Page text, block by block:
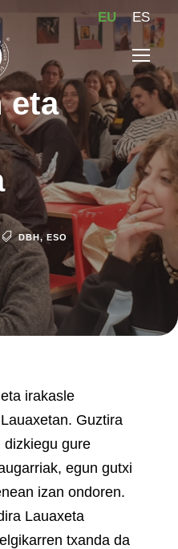
EU ES
eta
DBH, ESO
irakasle
Guztira
dizkiegu gure
egun gutxi
izan ondoren.
Lauaxeta
txanda da